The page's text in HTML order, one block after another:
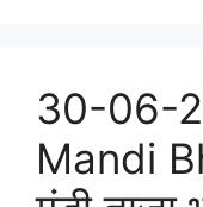
30-06-
Mandi